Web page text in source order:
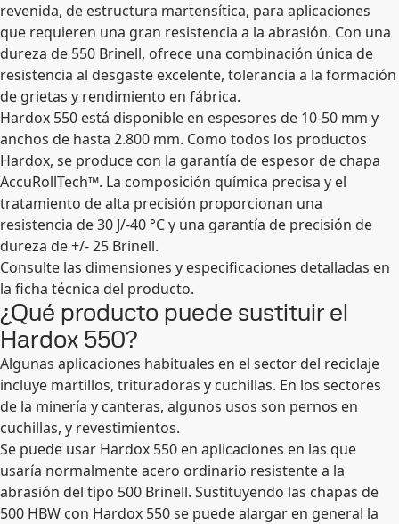
revenida, de estructura martensítica, para aplicaciones
que requieren una gran resistencia a la abrasión. Con una
dureza de 550 Brinell, ofrece una combinación única de
resistencia al desgaste excelente, tolerancia a la formación
de grietas y rendimiento en fábrica.
Hardox 550 está disponible en espesores de 10-50 mm y
anchos de hasta 2.800 mm. Como todos los productos
Hardox, se produce con la garantía de espesor de chapa
AccuRollTech™. La composición química precisa y el
tratamiento de alta precisión proporcionan una
resistencia de 30 J/-40 °C y una garantía de precisión de
dureza de +/- 25 Brinell.
Consulte las dimensiones y especificaciones detalladas en
la ficha técnica del producto.
¿Qué producto puede sustituir el
Hardox 550?
Algunas aplicaciones habituales en el sector del reciclaje
incluye martillos, trituradoras y cuchillas. En los sectores
de la minería y canteras, algunos usos son pernos en
cuchillas, y revestimientos.
Se puede usar Hardox 550 en aplicaciones en las que
usaría normalmente acero ordinario resistente a la
abrasión del tipo 500 Brinell. Sustituyendo las chapas de
500 HBW con Hardox 550 se puede alargar en general la